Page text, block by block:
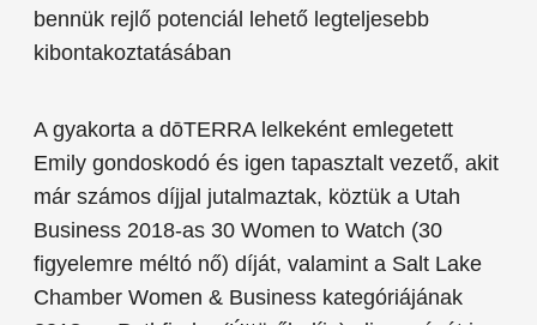
bennük rejlő potenciál lehető legteljesebb
kibontakoztatásában
A gyakorta a dōTERRA lelkeként emlegetett
Emily gondoskodó és igen tapasztalt vezető, akit
már számos díjjal jutalmaztak, köztük a Utah
Business 2018-as 30 Women to Watch (30
figyelemre méltó nő) díját, valamint a Salt Lake
Chamber Women & Business kategóriájának